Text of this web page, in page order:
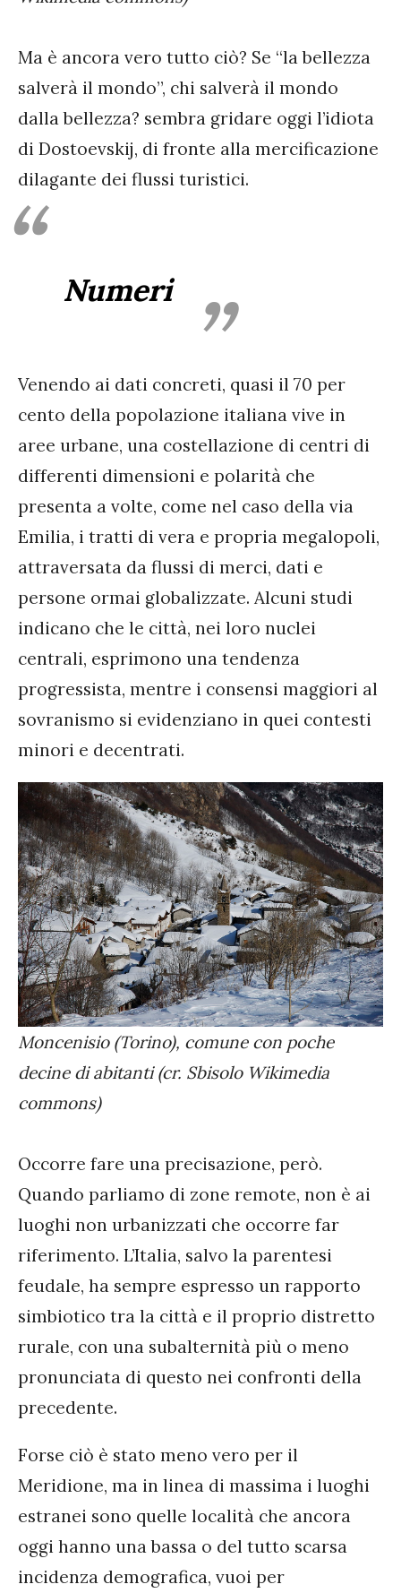
Ma è ancora vero tutto ciò? Se “la bellezza
salverà il mondo”, chi salverà il mondo
dalla bellezza? sembra gridare oggi l’idiota
di Dostoevskij, di fronte alla mercificazione
dilagante dei flussi turistici.
Numeri
Venendo ai dati concreti, quasi il 70 per
cento della popolazione italiana vive in
aree urbane, una costellazione di centri di
differenti dimensioni e polarità che
presenta a volte, come nel caso della via
Emilia, i tratti di vera e propria megalopoli,
attraversata da flussi di merci, dati e
persone ormai globalizzate. Alcuni studi
indicano che le città, nei loro nuclei
centrali, esprimono una tendenza
progressista, mentre i consensi maggiori al
sovranismo si evidenziano in quei contesti
minori e decentrati.
Moncenisio (Torino), comune con poche
decine di abitanti (cr. Sbisolo Wikimedia
commons)
Occorre fare una precisazione, però.
Quando parliamo di zone remote, non è ai
luoghi non urbanizzati che occorre far
riferimento. L’Italia, salvo la parentesi
feudale, ha sempre espresso un rapporto
simbiotico tra la città e il proprio distretto
rurale, con una subalternità più o meno
pronunciata di questo nei confronti della
precedente.
Forse ciò è stato meno vero per il
Meridione, ma in linea di massima i luoghi
estranei sono quelle località che ancora
oggi hanno una bassa o del tutto scarsa
incidenza demografica, vuoi per